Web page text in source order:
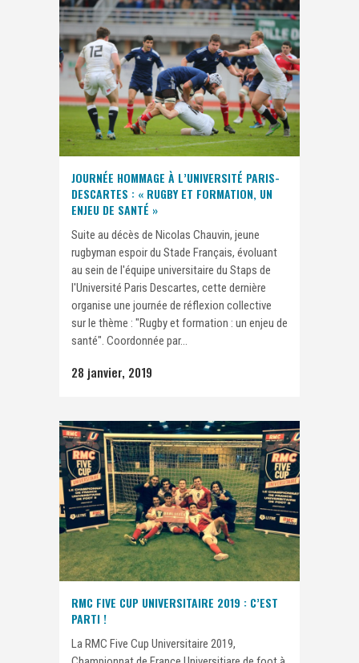
JOURNÉE HOMMAGE À L’UNIVERSITÉ PARIS-
DESCARTES : « RUGBY ET FORMATION, UN
ENJEU DE SANTÉ »
Suite au décès de Nicolas Chauvin, jeune
rugbyman espoir du Stade Français, évoluant
au sein de l'équipe universitaire du Staps de
l'Université Paris Descartes, cette dernière
organise une journée de réflexion collective
sur le thème : "Rugby et formation : un enjeu de
santé". Coordonnée par...
28 janvier, 2019
RMC FIVE CUP UNIVERSITAIRE 2019 : C’EST
PARTI !
La RMC Five Cup Universitaire 2019,